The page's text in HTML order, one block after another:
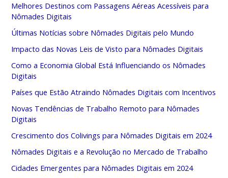
Melhores Destinos com Passagens Aéreas Acessíveis para
Nômades Digitais
Últimas Notícias sobre Nômades Digitais pelo Mundo
Impacto das Novas Leis de Visto para Nômades Digitais
Como a Economia Global Está Influenciando os Nômades
Digitais
Países que Estão Atraindo Nômades Digitais com Incentivos
Novas Tendências de Trabalho Remoto para Nômades
Digitais
Crescimento dos Colivings para Nômades Digitais em 2024
Nômades Digitais e a Revolução no Mercado de Trabalho
Cidades Emergentes para Nômades Digitais em 2024